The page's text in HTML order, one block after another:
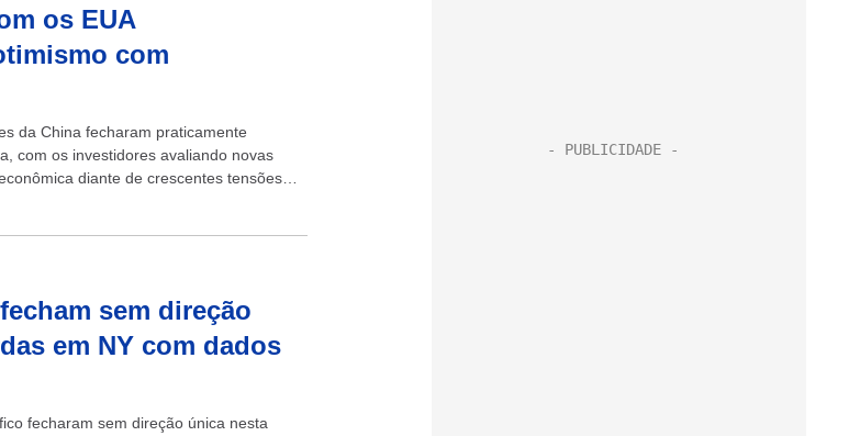
os EUA
com
da China fecharam praticamente
com os investidores avaliando novas
diante de crescentes tensões
sem direção
em NY com dados
fecharam sem direção única nesta